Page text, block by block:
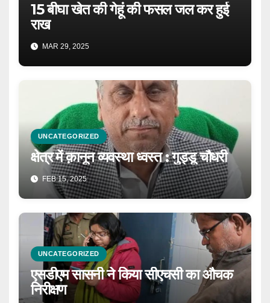
15 बीघा खेत की गेहूं की फसल जल कर हुई
राख
MAR 29, 2025
UNCATEGORIZED
क्षेत्र में क़ानून व्यवस्था ध्वस्त : गुड्डू चौधरी
FEB 15, 2025
UNCATEGORIZED
एसडीएम सासनी ने किया सीएचसी का औचक
निरीक्षण